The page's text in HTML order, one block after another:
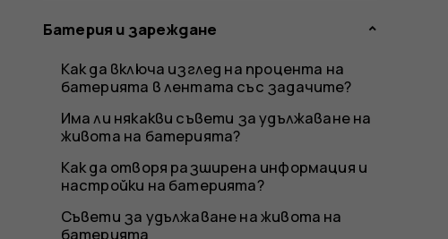
Какво
да
Батерия и зареждане
Как да включа изглед на процента на
батерията в лентата със задачите?
Има ли някакви съвети за удължаване на
живота на батерията?
Как да отворя разширена информация и
настройки на батерията?
Съвети за удължаване на живота на
батерията